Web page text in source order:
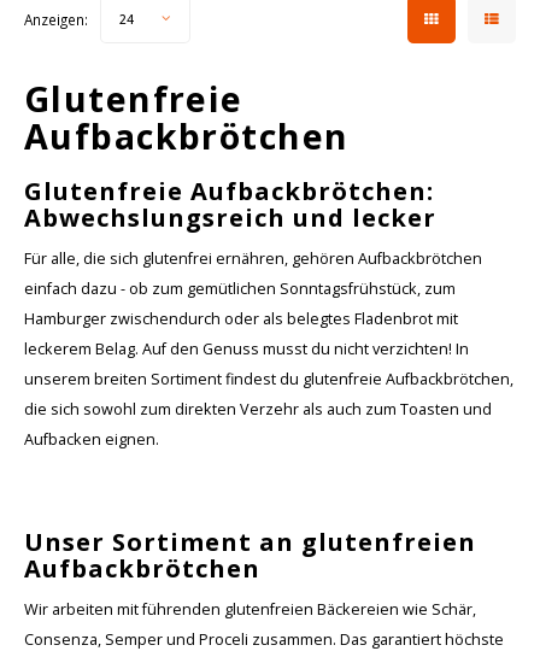
Anzeigen: 24
Glutenfreie
Aufbackbrötchen
Glutenfreie Aufbackbrötchen:
Abwechslungsreich und lecker
Für alle, die sich glutenfrei ernähren, gehören Aufbackbrötchen
einfach dazu - ob zum gemütlichen Sonntagsfrühstück, zum
Hamburger zwischendurch oder als belegtes Fladenbrot mit
leckerem Belag. Auf den Genuss musst du nicht verzichten! In
unserem breiten Sortiment findest du glutenfreie Aufbackbrötchen,
die sich sowohl zum direkten Verzehr als auch zum Toasten und
Aufbacken eignen.
Unser Sortiment an glutenfreien
Aufbackbrötchen
Wir arbeiten mit führenden glutenfreien Bäckereien wie Schär,
Consenza, Semper und Proceli zusammen. Das garantiert höchste